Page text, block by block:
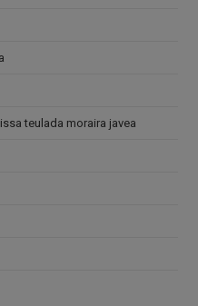
teulada moraira javea